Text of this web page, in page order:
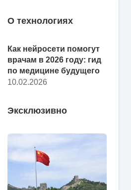
О технологиях
Как нейросети помогут
врачам в 2026 году: гид
по медицине будущего
10.02.2026
Эксклюзивно